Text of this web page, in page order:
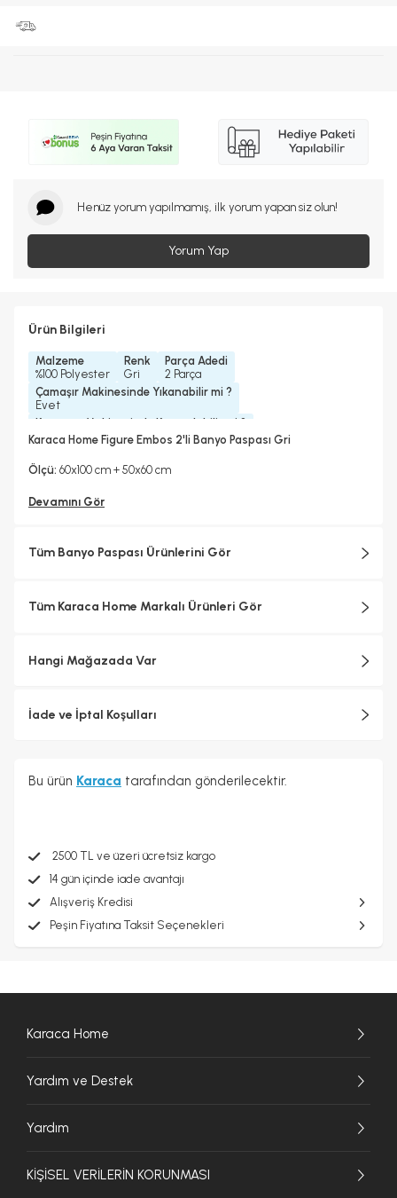
Henüz yorum yapılmamış, ilk yorum yapan siz olun!
Yorum Yap
Ürün Bilgileri
Malzeme
%100 Polyester
Renk
Gri
Parça Adedi
2 Parça
Çamaşır Makinesinde Yıkanabilir mi ?
Evet
Kurutma Makinesinde Kurutulabilir mi ?
Evet
Evet
Düz
Karaca Home Figure Embos 2'li Banyo Paspası Gri
Ölçü: 60x100 cm + 50x60 cm
Devamını Gör
Tüm Banyo Paspası Ürünlerini Gör
Tüm Karaca Home Markalı Ürünleri Gör
Hangi Mağazada Var
İade ve İptal Koşulları
Bu ürün Karaca tarafından gönderilecektir.
2500 TL ve üzeri ücretsiz kargo
14 gün içinde iade avantajı
Alışveriş Kredisi
Peşin Fiyatına Taksit Seçenekleri
Karaca Home
Yardım ve Destek
Yardım
KİŞİSEL VERİLERİN KORUNMASI